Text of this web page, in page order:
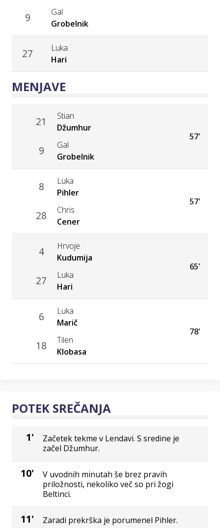
9
Gal
Grobelnik
27
Luka
Hari
MENJAVE
21
Stian
Džumhur
9
Gal
Grobelnik
57'
8
Luka
Pihler
28
Chris
Cener
57'
4
Hrvoje
Kudumija
27
Luka
Hari
65'
6
Luka
Marič
18
Tilen
Klobasa
78'
POTEK SREČANJA
1'
Začetek tekme v Lendavi. S sredine je
začel Džumhur.
10'
V uvodnih minutah še brez pravih
priložnosti, nekoliko več so pri žogi
Beltinci.
11' Zaradi prekrška je porumenel Pihler.